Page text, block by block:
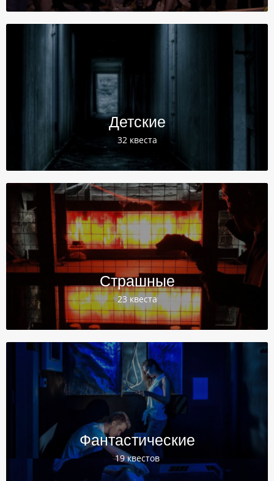
Детские
32 квеста
Страшные
23 квеста
Фантастические
19 квестов